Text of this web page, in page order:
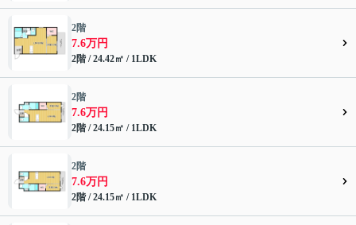
2階
7.6万円
2階 / 24.42㎡ / 1LDK
2階
7.6万円
2階 / 24.15㎡ / 1LDK
2階
7.6万円
2階 / 24.15㎡ / 1LDK